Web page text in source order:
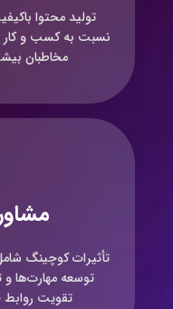
تولید محتوا
نسبت به کسب و کار
مخاطبان
تأثیرات کوچینگ
توسعه مهارت‌ها و
تقویت